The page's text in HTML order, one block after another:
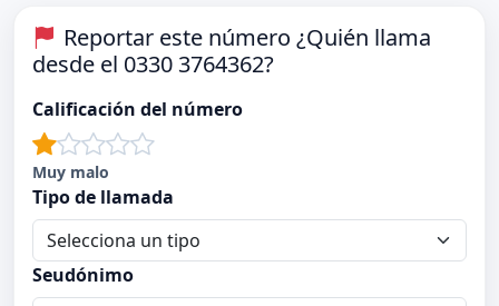
Reportar este número ¿Quién llama
desde el 0330 3764362?
Calificación del número
Muy malo
Tipo de llamada
Seudónimo